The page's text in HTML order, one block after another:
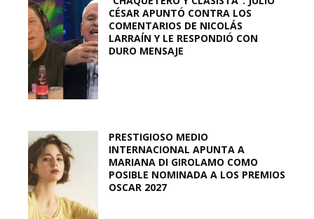
CÉSAR APUNTÓ CONTRA LOS
COMENTARIOS DE NICOLÁS
LARRAÍN Y LE RESPONDIÓ CON
DURO MENSAJE
PRESTIGIOSO MEDIO
INTERNACIONAL APUNTA A
MARIANA DI GIROLAMO COMO
POSIBLE NOMINADA A LOS PREMIOS
OSCAR 2027